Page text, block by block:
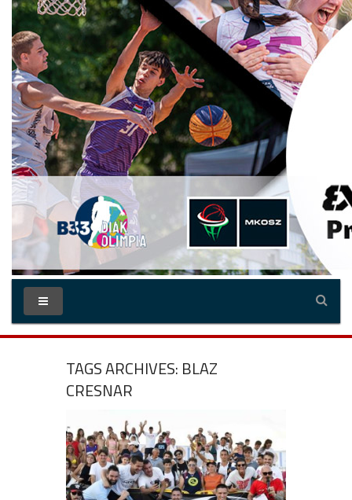
TAGS ARCHIVES: BLAZ
CRESNAR